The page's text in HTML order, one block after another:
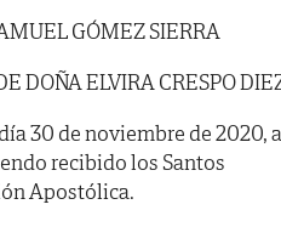
GÓMEZ SIERRA
DOÑA ELVIRA CRESPO
30 de noviembre de 2020, a
recibido los Santos
Apostólica.